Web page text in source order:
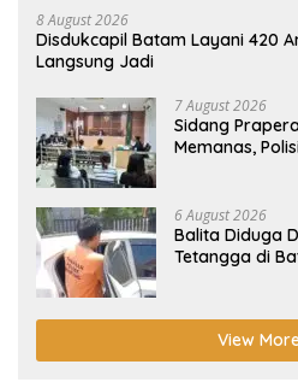
8 August 2026
Disdukcapil Batam Layani 420
Langsung Jadi
7 August 2026
Sidang
Memanas,
6 August 2026
Balita Diduga
Tetangga di
View